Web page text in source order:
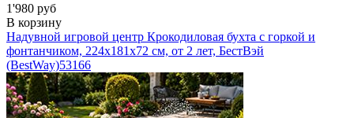
1'980 руб
В корзину
Надувной игровой центр Крокодиловая бухта с горкой и
фонтанчиком, 224х181х72 см, от 2 лет, БестВэй
(BestWay)53166